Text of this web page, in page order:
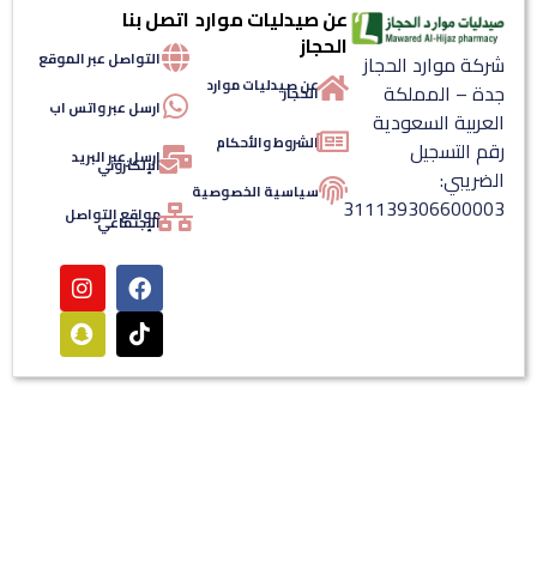
شركة موارد الحجاز
جدة – المملكة
العربية السعودية
رقم التسجيل
الضريبي:
311139306600003
عن صيدليات موارد
الحجاز
عن صيدليات موارد
الحجاز
الشروط والأحكام
سياسية الخصوصية
اتصل بنا
التواصل عبر الموقع
ارسل عبر واتس اب
ارسل عبر البريد
الإلكتروني
مواقع التواصل
الإجتماعي